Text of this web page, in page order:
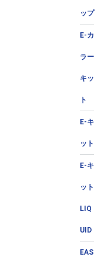
ップ
E-カ
ラー
キッ
ト
E-キ
ット
E-キ
ット
LIQ
UID
EAS